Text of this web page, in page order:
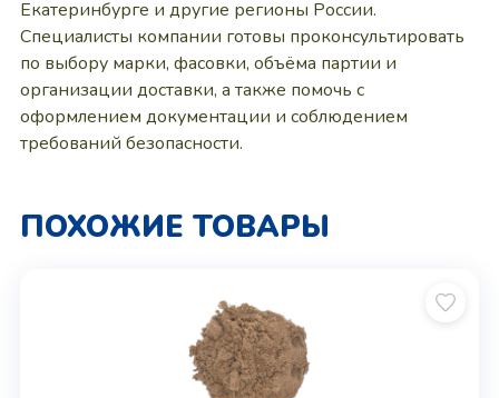
Екатеринбурге и другие регионы России.
Специалисты компании готовы проконсультировать
по выбору марки, фасовки, объёма партии и
организации доставки, а также помочь с
оформлением документации и соблюдением
требований безопасности.
ПОХОЖИЕ ТОВАРЫ